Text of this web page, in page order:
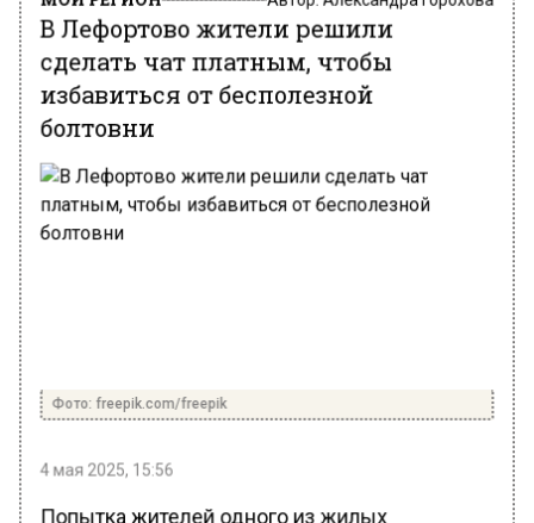
В Лефортово жители решили
сделать чат платным, чтобы
избавиться от бесполезной
болтовни
Фото: freepik.com/freepik
4 мая 2025, 15:56
Попытка жителей одного из жилых